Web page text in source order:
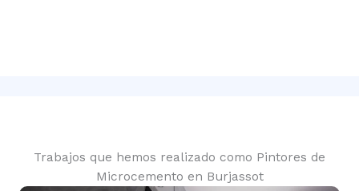
Trabajos que hemos realizado como Pintores de
Microcemento en Burjassot